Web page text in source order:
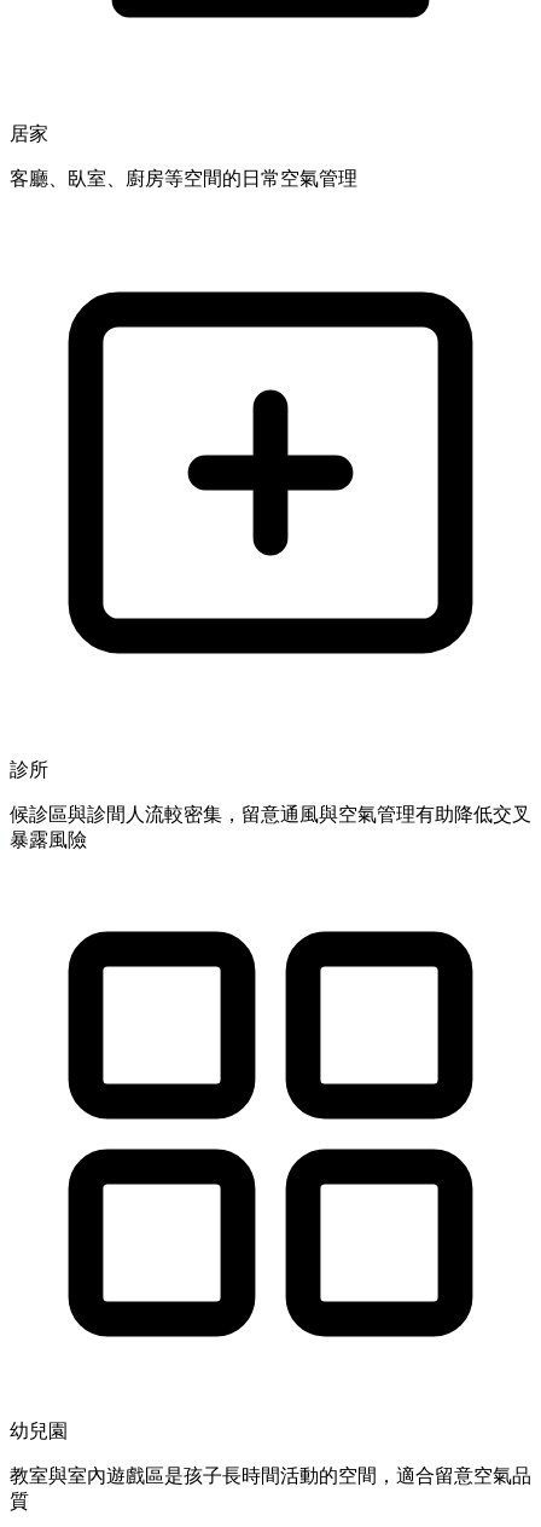
居家
客廳、臥室、廚房等空間的日常空氣管理
診所
候診區與診間人流較密集，留意通風與空氣管理有助降低交叉
暴露風險
幼兒園
教室與室內遊戲區是孩子長時間活動的空間，適合留意空氣品
質